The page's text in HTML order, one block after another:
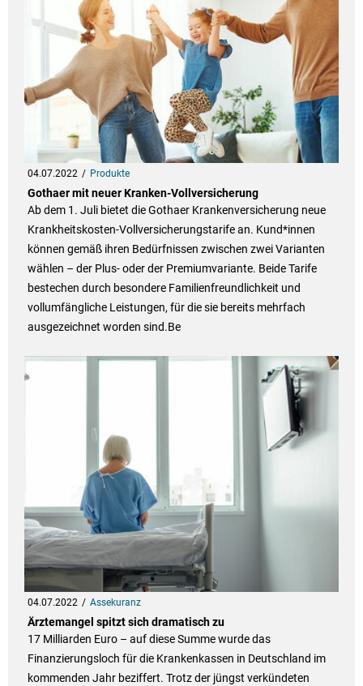
04.07.2022 Produkte
Gothaer mit neuer Kranken-Vollversicherung
Ab dem 1. Juli bietet die Gothaer Krankenversicherung neue
Krankheitskosten-Vollversicherungstarife an. Kund*innen
können gemäß ihren Bedürfnissen zwischen zwei Varianten
wählen – der Plus- oder der Premiumvariante. Beide Tarife
bestechen durch besondere Familienfreundlichkeit und
vollumfängliche Leistungen, für die sie bereits mehrfach
ausgezeichnet worden sind.Be
04.07.2022 Assekuranz
Ärztemangel spitzt sich dramatisch zu
17 Milliarden Euro – auf diese Summe wurde das
Finanzierungsloch für die Krankenkassen in Deutschland im
kommenden Jahr beziffert. Trotz der jüngst verkündeten